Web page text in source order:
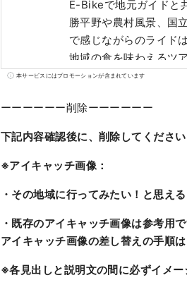
E-Bikeで地元ガイドと
勝平野や農村風景、国
で感じながらのライド
地域の食を味わえるツ
に十勝エリア全域でツ
本サービスにはプロモーションが含まれています
ーーーーーー削除ーーーーーー
下記内容確認後に、削除してください
※アイキャッチ画像：
・その地域に行ってみたい！と思え
・既存のアイキャッチ画像は参考用
アイキャッチ画像の差し替えの手順
※各見出しと説明文の間に必ずイメー